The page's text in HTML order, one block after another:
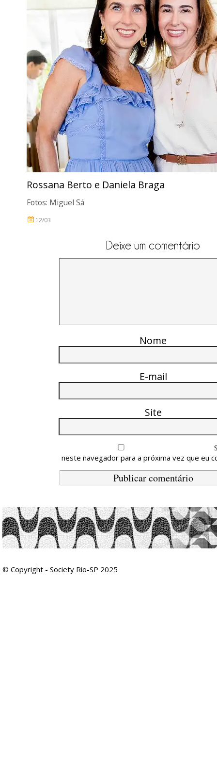
Rossana Berto e Daniela Braga
Fotos: Miguel Sá
12/03
Deixe um comentário
Nome
E-mail
Site
neste navegador para a próxima vez que eu
© Copyright - Society Rio-SP 2025